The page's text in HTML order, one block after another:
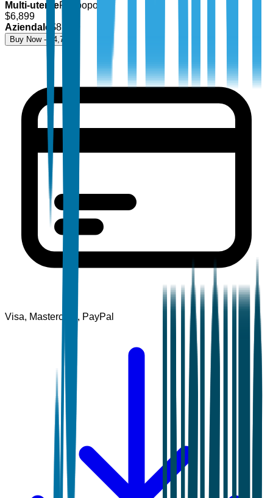
Multi-utentePiù popolare
$6,899
Aziendale
$8,499
Buy Now - $ 4,700
Visa, Mastercard, PayPal